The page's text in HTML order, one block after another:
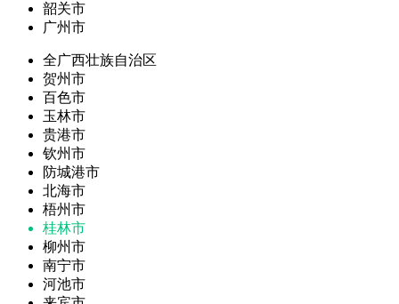
韶关市
广州市
全广西壮族自治区
贺州市
百色市
玉林市
贵港市
钦州市
防城港市
北海市
梧州市
桂林市
柳州市
南宁市
河池市